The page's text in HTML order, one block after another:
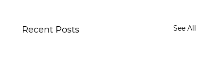
Recent Posts See All